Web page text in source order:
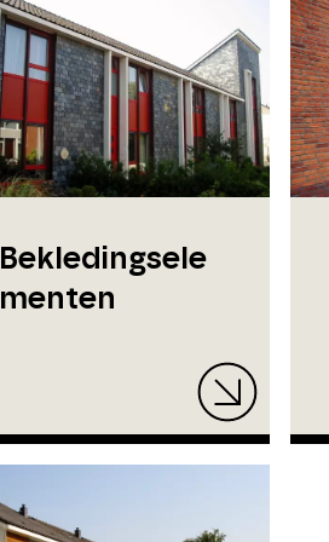
Bekledingsele
menten